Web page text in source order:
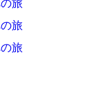
旅
旅
旅